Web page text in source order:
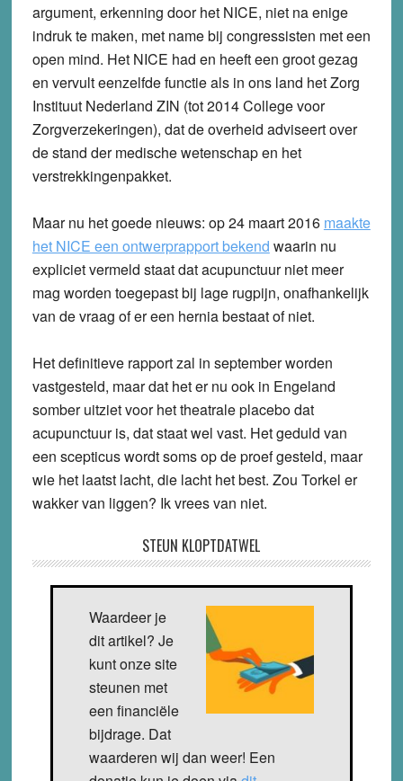
argument, erkenning door het NICE, niet na enige
indruk te maken, met name bij congressisten met een
open mind. Het NICE had en heeft een groot gezag
en vervult eenzelfde functie als in ons land het Zorg
Instituut Nederland ZIN (tot 2014 College voor
Zorgverzekeringen), dat de overheid adviseert over
de stand der medische wetenschap en het
verstrekkingenpakket.
Maar nu het goede nieuws: op 24 maart 2016 maakte
het NICE een ontwerprapport bekend waarin nu
expliciet vermeld staat dat acupunctuur niet meer
mag worden toegepast bij lage rugpijn, onafhankelijk
van de vraag of er een hernia bestaat of niet.
Het definitieve rapport zal in september worden
vastgesteld, maar dat het er nu ook in Engeland
somber uitziet voor het theatrale placebo dat
acupunctuur is, dat staat wel vast. Het geduld van
een scepticus wordt soms op de proef gesteld, maar
wie het laatst lacht, die lacht het best. Zou Torkel er
wakker van liggen? Ik vrees van niet.
STEUN KLOPTDATWEL
Waardeer je
dit artikel? Je
kunt onze site
steunen met
een financiële
bijdrage. Dat
waarderen wij dan weer! Een